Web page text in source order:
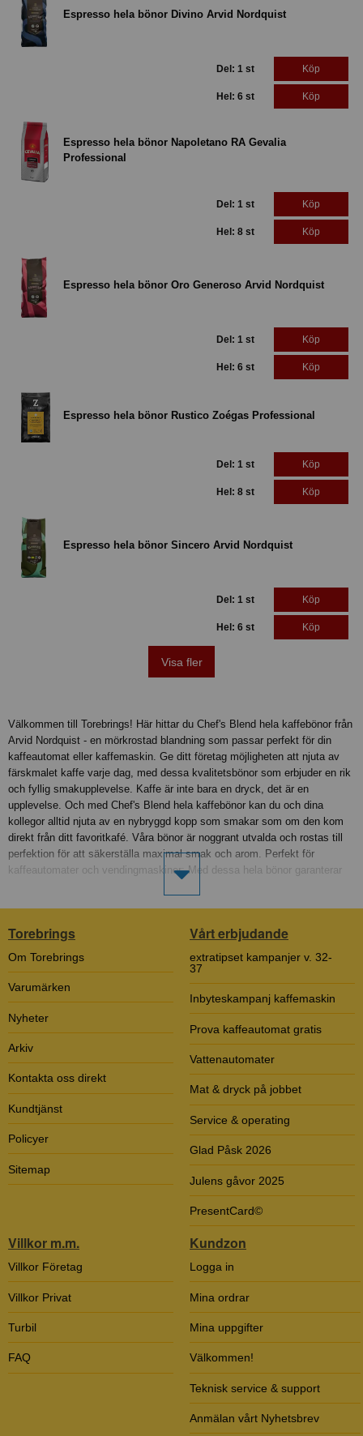
Espresso hela bönor Divino Arvid Nordquist
Del: 1 st Köp
Hel: 6 st Köp
Espresso hela bönor Napoletano RA Gevalia
Professional
Del: 1 st Köp
Hel: 8 st Köp
Espresso hela bönor Oro Generoso Arvid Nordquist
Del: 1 st Köp
Hel: 6 st Köp
Espresso hela bönor Rustico Zoégas Professional
Del: 1 st Köp
Hel: 8 st Köp
Espresso hela bönor Sincero Arvid Nordquist
Del: 1 st Köp
Hel: 6 st Köp
Visa fler
Välkommen till Torebrings! Här hittar du Chef's Blend hela kaffebönor från
Arvid Nordquist - en mörkrostad blandning som passar perfekt för din
kaffeautomat eller kaffemaskin. Ge ditt företag möjligheten att njuta av
färskmalet kaffe varje dag, med dessa kvalitetsbönor som erbjuder en rik
och fyllig smakupplevelse. Kaffe är inte bara en dryck, det är en
upplevelse. Och med Chef's Blend hela kaffebönor kan du och dina
kollegor alltid njuta av en nybryggd kopp som smakar som om den kom
direkt från ditt favoritkafé. Våra bönor är noggrant utvalda och rostas till
perfektion för att säkerställa maximal smak och arom. Perfekt för
kaffeautomater och vendingmaskiner: Med dessa hela bönor garanterar
har en mindre kontorsmaskin eller en större vendingmaskin, är Chef's
Blend det idealiska valet. Enkel att köpa online: Beställ dina hela
kaffebönor från Torebrings med några enkla klick. Vi erbjuder snabb och
säker leverans direkt till ditt företag. Att köpa kaffe online har aldrig varit
enklare. Kaffe till ditt företag: Höj standarden på kontorskaffet med Chef's
Blend från Arvid Nordquist. Ditt team kommer att tacka dig för den fina
smaken och den påtagliga kvalitetsupplevelsen som dessa bönor
levererar. Beställ idag och upptäck skillnaden som riktigt bra kaffe gör för
arbetsdagen. Torebrings gör det enkelt att hitta och köpa det bästa kaffet
för din arbetsplats. Oavsett om du letar efter hela kaffebönor för din
kaffeautomat eller manual-bryggning, har vi ett sortiment som kan möta
dina behov. Beställ hela bönor idag och transformera ditt kaffe på
Torebrings
Om Torebrings
Varumärken
Nyheter
Arkiv
Kontakta oss direkt
Kundtjänst
Policyer
Sitemap
Vårt erbjudande
extratipset kampanjer v. 32-
37
Inbyteskampanj kaffemaskin
Prova kaffeautomat gratis
Vattenautomater
Mat & dryck på jobbet
Service & operating
Glad Påsk 2026
Julens gåvor 2025
PresentCard©
Villkor m.m.
Villkor Företag
Villkor Privat
Turbil
FAQ
Kundzon
Logga in
Mina ordrar
Mina uppgifter
Välkommen!
Teknisk service & support
Anmälan vårt Nyhetsbrev